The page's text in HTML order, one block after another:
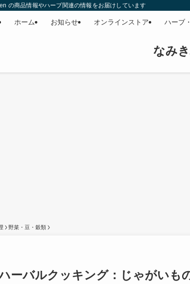
の商品情報やハーブ関連の情報をお届けしています
なみ
ホーム お知らせ オンラインストア ハーブ
野菜・豆・穀類
ーバルクッキング：じゃがいも